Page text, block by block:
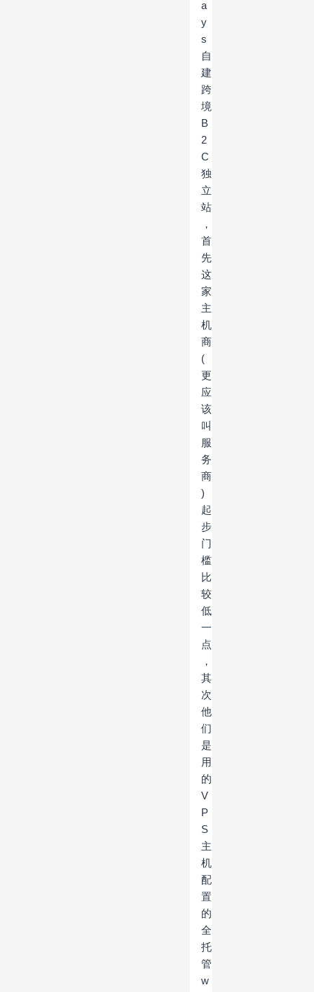
a
y
s
自
建
跨
境
B
2
C
独
立
站
，
首
先
这
家
主
机
商
(
更
应
该
叫
服
务
商
)
起
步
门
槛
比
较
低
一
点
，
其
次
他
们
是
用
的
V
P
S
主
机
配
置
的
全
托
管
w